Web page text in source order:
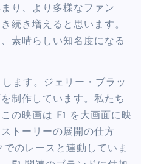
り、より多様なファン
続き増えると思います。
素晴らしい知名度になる
ます。ジェリー・ブラッ
制作しています。私たち
の映画は F1 を大画面に映
トーリーの展開の仕方
のレースと連動していま